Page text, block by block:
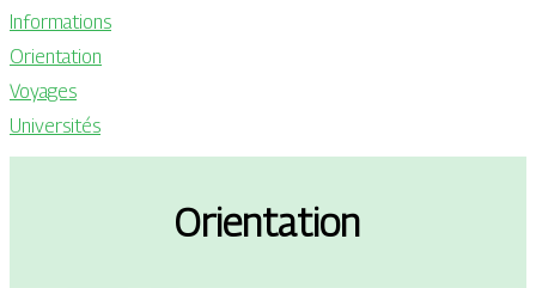
Informations
Orientation
Voyages
Universités
Orientation